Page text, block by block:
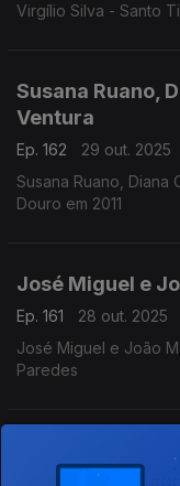
Virgílio Silva - Santo
Susana Ruano,
Ventura
Ep. 162
29 out. 2025
Susana Ruano, Diana
Douro em 2011
José Miguel e
Ep. 161
28 out. 2025
José Miguel e João
Paredes
27 out. 2025